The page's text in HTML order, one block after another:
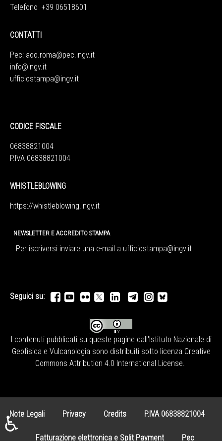
Telefono +39 06518601
CONTATTI
Pec: aoo.roma@pec.ingv.it
info@ingv.it
ufficiostampa@ingv.it
CODICE FISCALE
06838821004
P.IVA 06838821004
WHISTLEBLOWING
https://whistleblowing.ingv.it
NEWSLETTER E ACCREDITO STAMPA
Per iscriversi inviare una e-mail a ufficiostampa@ingv.it
Seguici su:
I contenuti pubblicati su queste pagine dall' Istituto Nazionale di
Geofisica e Vulcanologia sono distribuiti sotto licenza Creative
Commons Attribution 4.0 International License.
Note Legali Privacy Credits P.IVA 06838821004
Fatturazione elettronica e Split Payment Pec